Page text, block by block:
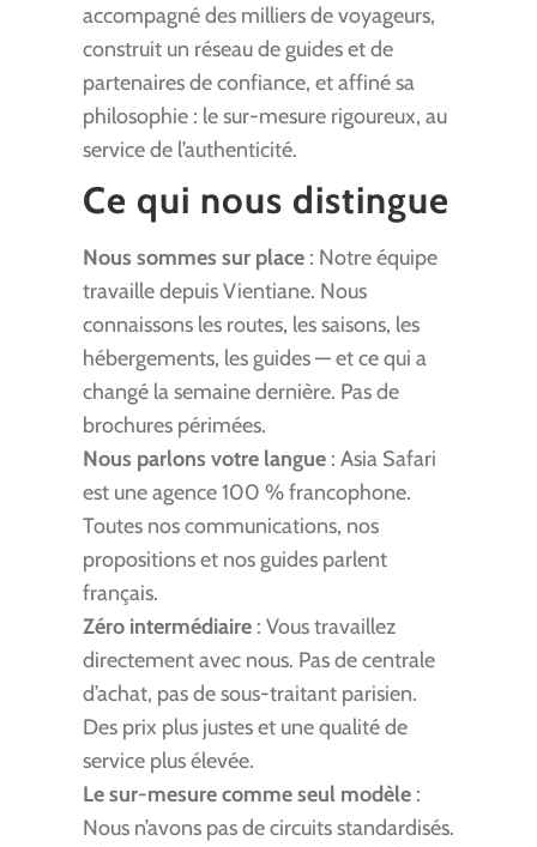
accompagné des milliers de voyageurs,
construit un réseau de guides et de
partenaires de confiance, et affiné sa
philosophie : le sur-mesure rigoureux, au
service de l’authenticité.
Ce qui nous distingue
Nous sommes sur place: Notre équipe
travaille depuis Vientiane. Nous
connaissons les routes, les saisons, les
hébergements, les guides — et ce qui a
changé la semaine dernière. Pas de
brochures périmées.
Nous parlons votre langue: Asia Safari
est une agence 100 % francophone.
Toutes nos communications, nos
propositions et nos guides parlent
français.
Zéro intermédiaire: Vous travaillez
directement avec nous. Pas de centrale
d’achat, pas de sous-traitant parisien.
Des prix plus justes et une qualité de
service plus élevée.
Le sur-mesure comme seul modèle:
Nous n’avons pas de circuits standardisés.